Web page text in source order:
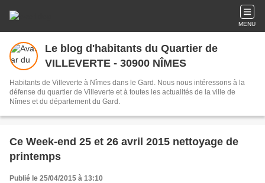
MENU
Le blog d'habitants du Quartier de
VILLEVERTE - 30900 NÎMES
Habitants de Villeverte à Nîmes dans le Gard. Nous nous intéressons à la
défense du quartier de Villeverte et à toutes les actualités de la ville de
Nîmes et du département du Gard.
Ce Week-end 25 et 26 avril 2015 nettoyage de
printemps
Publié le 25/04/2015 à 13:10